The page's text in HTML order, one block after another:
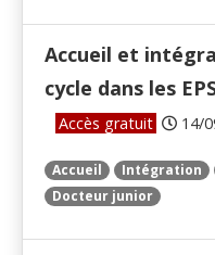
Accueil et
cycle dans les
Accès gratuit 14/
Accueil Intégration
Docteur junior